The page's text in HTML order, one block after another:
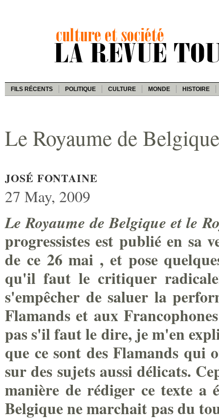
FILS RÉCENTS POLITIQUE CULTURE MONDE HISTOIRE
Le Royaume de
JOSÉ FONTAINE
27 May, 2009
Le Royaume de Belgique et le
progressistes est publié en sa
de ce 26 mai , et pose
qu'il faut le critiquer
s'empêcher de saluer la
Flamands et aux
pas s'il faut le dire, je m'en
que ce sont des Flamands
sur des sujets aussi délicats.
manière de rédiger ce texte a
Belgique ne marchait pas du